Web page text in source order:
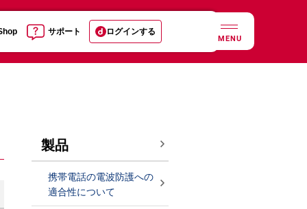
サポート ログインする
MENU
製品
携帯電話の電波防護への
適合性について